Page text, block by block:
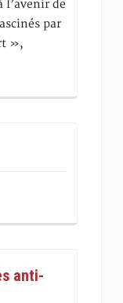
l’avenir de
par
»,
anti-